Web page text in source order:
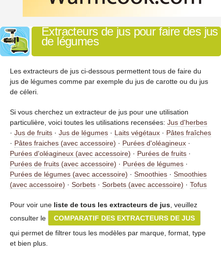
Extracteurs de jus pour faire des jus
de légumes
Les extracteurs de jus ci-dessous permettent tous de faire du
jus de légumes comme par exemple du jus de carotte ou du jus
de céleri.
Si vous cherchez un extracteur de jus pour une utilisation
particulière, voici toutes les utilisations recensées: Jus d'herbes
· Jus de fruits · Jus de légumes · Laits végétaux · Pâtes fraîches
· Pâtes fraiches (avec accessoire) · Purées d'oléagineux ·
Purées d'oléagineux (avec accessoire) · Purées de fruits ·
Purées de fruits (avec accessoire) · Purées de légumes ·
Purées de légumes (avec accessoire) · Smoothies · Smoothies
(avec accessoire) · Sorbets · Sorbets (avec accessoire) · Tofus
Pour voir une liste de tous les extracteurs de jus , veuillez
consulter le
COMPARATIF DES EXTRACTEURS DE JUS
qui permet de filtrer tous les modèles par marque, format, type
et bien plus.